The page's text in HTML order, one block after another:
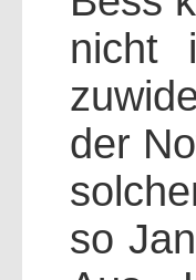
nicht
der
so